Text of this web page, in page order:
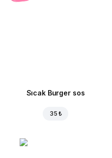
Sıcak Burger sos
35 ₺